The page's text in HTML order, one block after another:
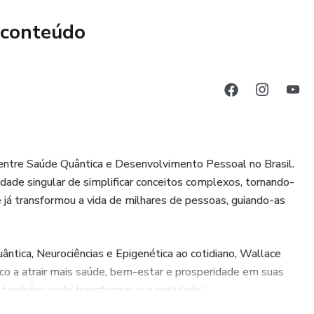
por 1 ano na plataforma da Hotmart.
doenças em oportunidades, e como se prevenir e se
doenças crônicas e autoimunes.
para tratar doenças como o câncer, o diabetes, a
natural, e sem depender de medicamentos químicos
Saúde Quântica e Desenvolvimento Pessoal no Brasil.
singular de simplificar conceitos complexos, tornando-
transformou a vida de milhares de pessoas, guiando-as
Neurociências e Epigenética ao cotidiano, Wallace
a atrair mais saúde, bem-estar e prosperidade em suas
pode transformar sua realidade!